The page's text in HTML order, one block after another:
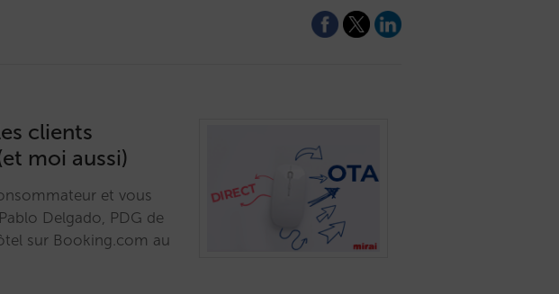
clients
moi aussi)
et vous
Delgado, PDG de
sur Booking.com au